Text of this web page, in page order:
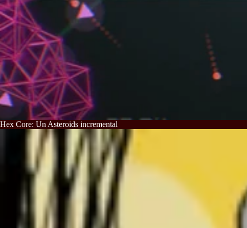
Hex Core: Un Asteroids incremental